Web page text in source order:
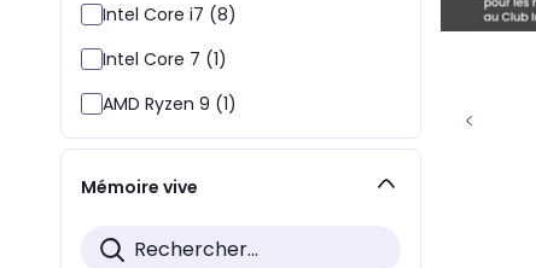
Intel Core i7 (8)
Intel Core 7 (1)
AMD Ryzen 9 (1)
Mémoire vive